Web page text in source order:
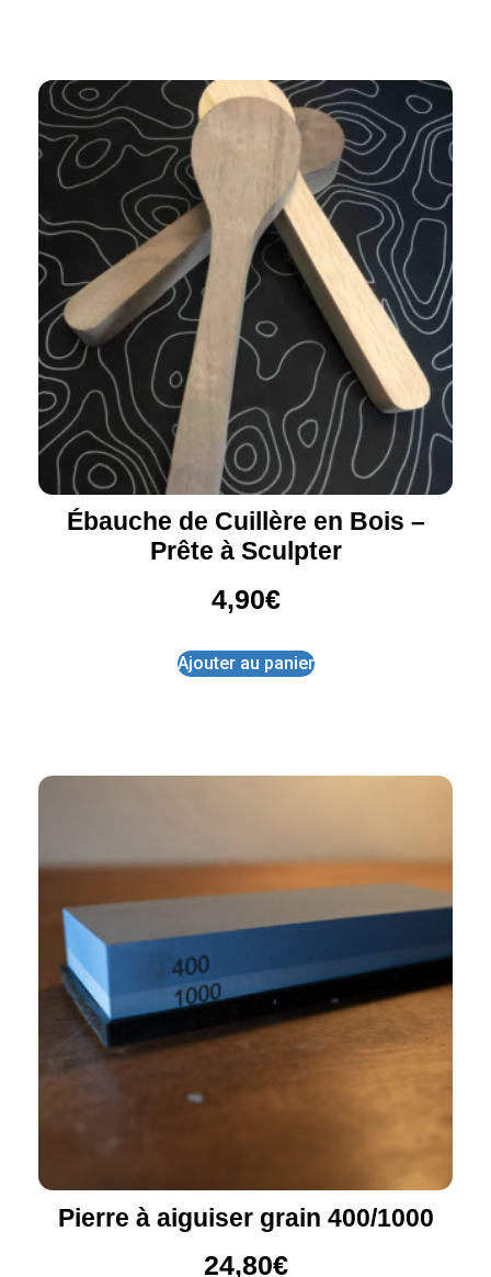
Ébauche de Cuillère en Bois –
Prête à Sculpter
4,90€
Ajouter au panier
Pierre à aiguiser grain 400/1000
24,80€